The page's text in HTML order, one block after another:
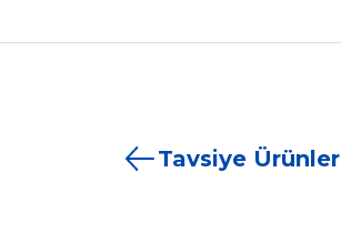
Tavsiye Ürünler